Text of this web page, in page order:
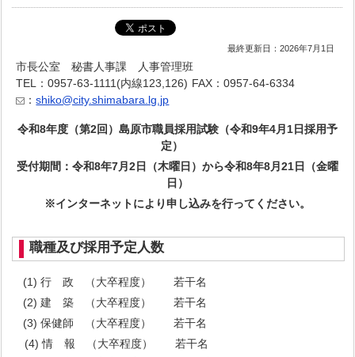
最終更新日：2026年7月1日
市長公室 秘書人事課 人事管理班
TEL：0957-63-1111(内線123,126) FAX：0957-64-6334
：shiko@city.shimabara.lg.jp
令和8年度（第2回）島原市職員採用試験（令和9年4月1日採用予
定）
受付期間：令和8年7月2日（木曜日）から令和8年8月21日（金曜
日）
※インターネットにより申し込みを行ってください。
職種及び採用予定人数
(1) 行 政 （大卒程度） 若干名
(2) 建 築 （大卒程度） 若干名
(3) 保健師 （大卒程度） 若干名
(4) 情 報 （大卒程度） 若干名